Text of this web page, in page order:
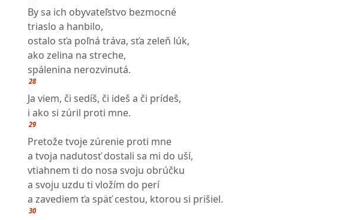
By sa ich obyvateľstvo bezmocné
triaslo a hanbilo,
ostalo sťa poľná tráva, sťa zeleň lúk,
ako zelina na streche,
spálenina nerozvinutá.
28
Ja viem, či sedíš, či ideš a či prídeš,
i ako si zúril proti mne.
29
Pretože tvoje zúrenie proti mne
a tvoja nadutosť dostali sa mi do uší,
vtiahnem ti do nosa svoju obrúčku
a svoju uzdu ti vložím do perí
a zavediem ťa späť cestou, ktorou si prišiel.
30